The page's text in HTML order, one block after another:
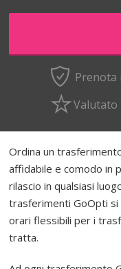
Prenota
Valutato
Ordina un
affidabile e comodo in
rilascio in qualsiasi
trasferimenti GoOpti si
orari flessibili per i
tratta.